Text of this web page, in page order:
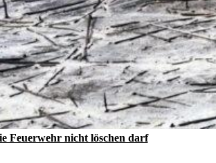
Feuerwehr nicht löschen darf